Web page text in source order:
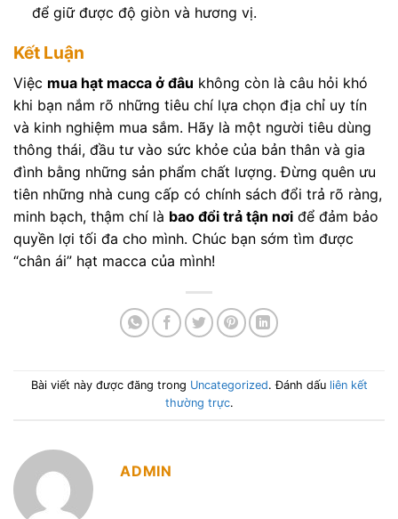
để giữ được độ giòn và hương vị.
Kết Luận
Việc mua hạt macca ở đâu không còn là câu hỏi khó
khi bạn nắm rõ những tiêu chí lựa chọn địa chỉ uy tín
và kinh nghiệm mua sắm. Hãy là một người tiêu dùng
thông thái, đầu tư vào sức khỏe của bản thân và gia
đình bằng những sản phẩm chất lượng. Đừng quên ưu
tiên những nhà cung cấp có chính sách đổi trả rõ ràng,
minh bạch, thậm chí là bao đổi trả tận nơi để đảm bảo
quyền lợi tối đa cho mình. Chúc bạn sớm tìm được
“chân ái” hạt macca của mình!
Bài viết này được đăng trong Uncategorized. Đánh dấu liên kết
thường trực.
ADMIN